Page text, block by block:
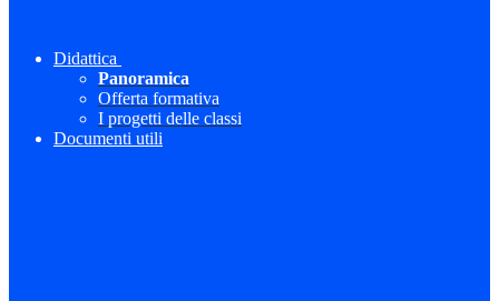
Didattica
Panoramica
Offerta formativa
I progetti delle classi
Documenti utili